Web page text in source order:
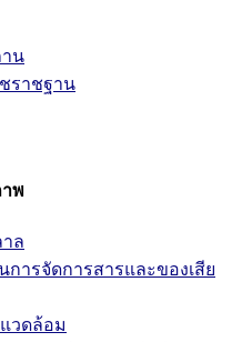
น
ราชฐาน
พ
ล
การจัดการสารและของเสีย
วดล้อม